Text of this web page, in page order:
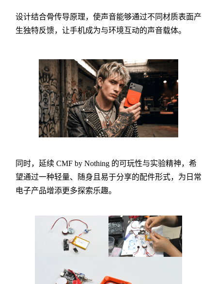
设计结合骨传导原理，使声音能够通过不同材质表面产
生独特反馈，让手机成为与环境互动的声音载体。
同时，延续 CMF by Nothing 的可玩性与实验精神，希
望通过一种轻量、随身且易于分享的配件形式，为日常
电子产品增添更多探索乐趣。